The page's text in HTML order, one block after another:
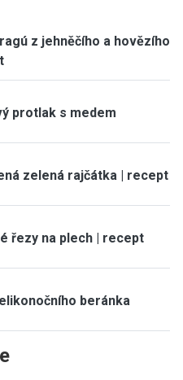
z jehněčího a hovězího
protlak s medem
zelená rajčátka | recept
řezy na plech | recept
beránka